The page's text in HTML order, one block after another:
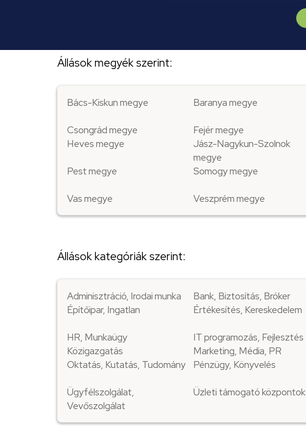
Állások megyék szerint:
Bács-Kiskun megye Baranya megye
Csongrád megye
Fejér megye
Heves megye
Jász-Nagykun-Szolnok
megye
Pest megye Somogy megye
Vas megye Veszprém megye
Állások kategóriák szerint:
Adminisztráció, Irodai munka Bank, Biztosítás, Bróker
Építőipar, Ingatlan
Értékesítés, Kereskedelem
HR, Munkaügy IT programozás, Fejlesztés
Közigazgatás
Marketing, Média, PR
Oktatás, Kutatás, Tudomány
Pénzügy, Könyvelés
Ügyfélszolgálat,
Vevőszolgálat
Üzleti támogató központok